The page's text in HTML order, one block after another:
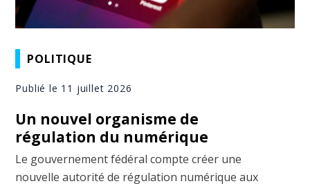
POLITIQUE
Publié le 11 juillet 2026
Un nouvel organisme de
régulation du numérique
Le gouvernement fédéral compte créer une
nouvelle autorité de régulation numérique aux